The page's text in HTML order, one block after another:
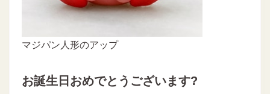
マジパン人形のアップ
お誕生日おめでとうございます?